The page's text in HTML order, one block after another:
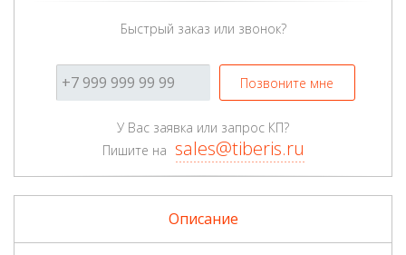
Быстрый заказ или звонок?
Позвоните мне
У Вас заявка или запрос КП?
Пишите на sales@tiberis.ru
Описание